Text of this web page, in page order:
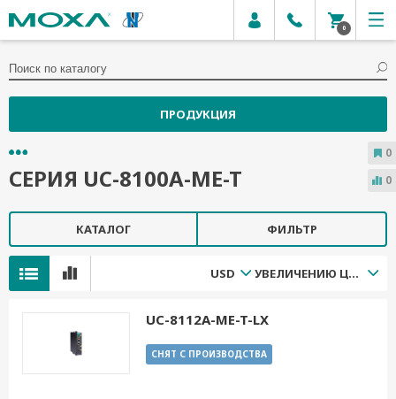
0
ПРОДУКЦИЯ
СЕРИЯ UC-8100A-ME-T
КАТАЛОГ ФИЛЬТР
USD УВЕЛИЧЕНИЮ ЦЕНЫ
UC-8112A-ME-T-LX
СНЯТ С ПРОИЗВОДСТВА
0
0